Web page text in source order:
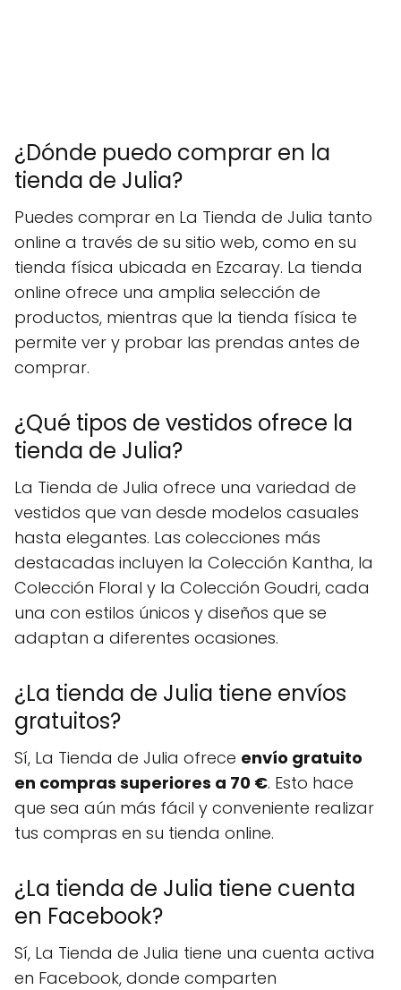
¿Dónde puedo comprar en la
tienda de Julia?
Puedes comprar en La Tienda de Julia tanto
online a través de su sitio web, como en su
tienda física ubicada en Ezcaray. La tienda
online ofrece una amplia selección de
productos, mientras que la tienda física te
permite ver y probar las prendas antes de
comprar.
¿Qué tipos de vestidos ofrece la
tienda de Julia?
La Tienda de Julia ofrece una variedad de
vestidos que van desde modelos casuales
hasta elegantes. Las colecciones más
destacadas incluyen la Colección Kantha, la
Colección Floral y la Colección Goudri, cada
una con estilos únicos y diseños que se
adaptan a diferentes ocasiones.
¿La tienda de Julia tiene envíos
gratuitos?
Sí, La Tienda de Julia ofrece envío gratuito
en compras superiores a 70 €. Esto hace
que sea aún más fácil y conveniente realizar
tus compras en su tienda online.
¿La tienda de Julia tiene cuenta
en Facebook?
Sí, La Tienda de Julia tiene una cuenta activa
en Facebook, donde comparten